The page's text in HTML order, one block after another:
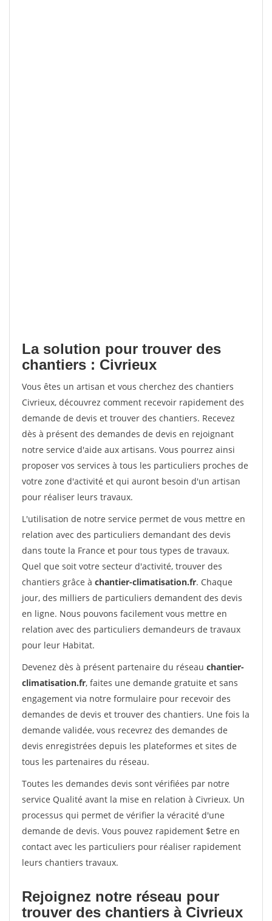
La solution pour trouver des
chantiers : Civrieux
Vous êtes un artisan et vous cherchez des chantiers
Civrieux, découvrez comment recevoir rapidement des
demande de devis et trouver des chantiers. Recevez
dès à présent des demandes de devis en rejoignant
notre service d'aide aux artisans. Vous pourrez ainsi
proposer vos services à tous les particuliers proches de
votre zone d'activité et qui auront besoin d'un artisan
pour réaliser leurs travaux.
L'utilisation de notre service permet de vous mettre en
relation avec des particuliers demandant des devis
dans toute la France et pour tous types de travaux.
Quel que soit votre secteur d'activité, trouver des
chantiers grâce à chantier-climatisation.fr. Chaque
jour, des milliers de particuliers demandent des devis
en ligne. Nous pouvons facilement vous mettre en
relation avec des particuliers demandeurs de travaux
pour leur Habitat.
Devenez dès à présent partenaire du réseau chantier-
climatisation.fr, faites une demande gratuite et sans
engagement via notre formulaire pour recevoir des
demandes de devis et trouver des chantiers. Une fois la
demande validée, vous recevrez des demandes de
devis enregistrées depuis les plateformes et sites de
tous les partenaires du réseau.
Toutes les demandes devis sont vérifiées par notre
service Qualité avant la mise en relation à Civrieux. Un
processus qui permet de vérifier la véracité d'une
demande de devis. Vous pouvez rapidement $etre en
contact avec les particuliers pour réaliser rapidement
leurs chantiers travaux.
Rejoignez notre réseau pour
trouver des chantiers à Civrieux